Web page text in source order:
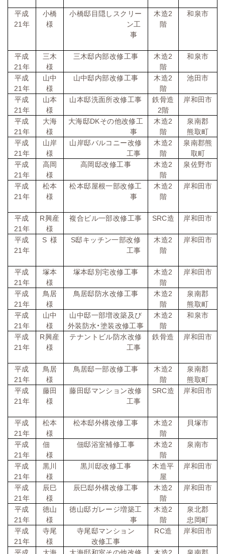
平成
21年
小橋
様
小橋邸目隠しスクリー
ン工
事
木造2
階
和泉市
平成
21年
三木
様
三木邸内部改修工事 木造2
階
和泉市
平成
21年
山中
様
山中邸内部改修工事 木造2
階
池田市
平成
21年
山本
様
山本邸洗面所改修工事
鉄骨造
2階
岸和田市
平成
21年
大海
様
大海邸DKその他改修工
事
木造2
階
泉南郡
熊取町
平成
21年
山岸
様
山岸邸バルコニー改修
工事
木造2
階
泉南郡熊
取町
平成
21年
高岡
様
高岡邸改修工事 木造2
階
泉佐野市
平成
21年
松本
様
松本邸屋根一部改修工
事
木造2
階
岸和田市
平成
21年
R興産
様
複合ビル一部改修工事 SRC造 岸和田市
平成
21年
S 様 S邸キッチン一部改修
工事
木造2
階
岸和田市
平成
21年
塚本
様
塚本邸別宅改修工事 木造2
階
岸和田市
平成
21年
鳥居
様
鳥居邸防水改修工事 木造2
階
泉南郡
熊取町
平成
21年
山中
様
山中邸一部増改築及び
外装防水・塗装改修工事
木造2
階
和泉市
平成
21年
R興産
様
テナントビル防水改修
工事
鉄骨造 岸和田市
平成
21年
鳥居
様
鳥居邸一部改修工事 木造2
階
泉南郡
熊取町
平成
21年
藤田
様
藤田邸マンション改修
工事
SRC造 岸和田市
平成
21年
松本
様
松本邸外構改修工事 木造2
階
貝塚市
平成
21年
佃
様
佃邸浴室補修工事 木造2
階
泉南市
平成
21年
黒川
様
黒川邸改修工事
木造平
屋
岸和田市
平成
21年
辰巳
様
辰巳邸外構改修工事 木造2
階
岸和田市
平成
21年
徳山
様
徳山邸ガレージ増築工
事
木造2
階
泉北郡
忠岡町
平成
21年
寺尾
様
寺尾邸マンション
改修工事
RC造 岸和田市
平成 大海 大海邸和室その他改修 木造2 泉南郡